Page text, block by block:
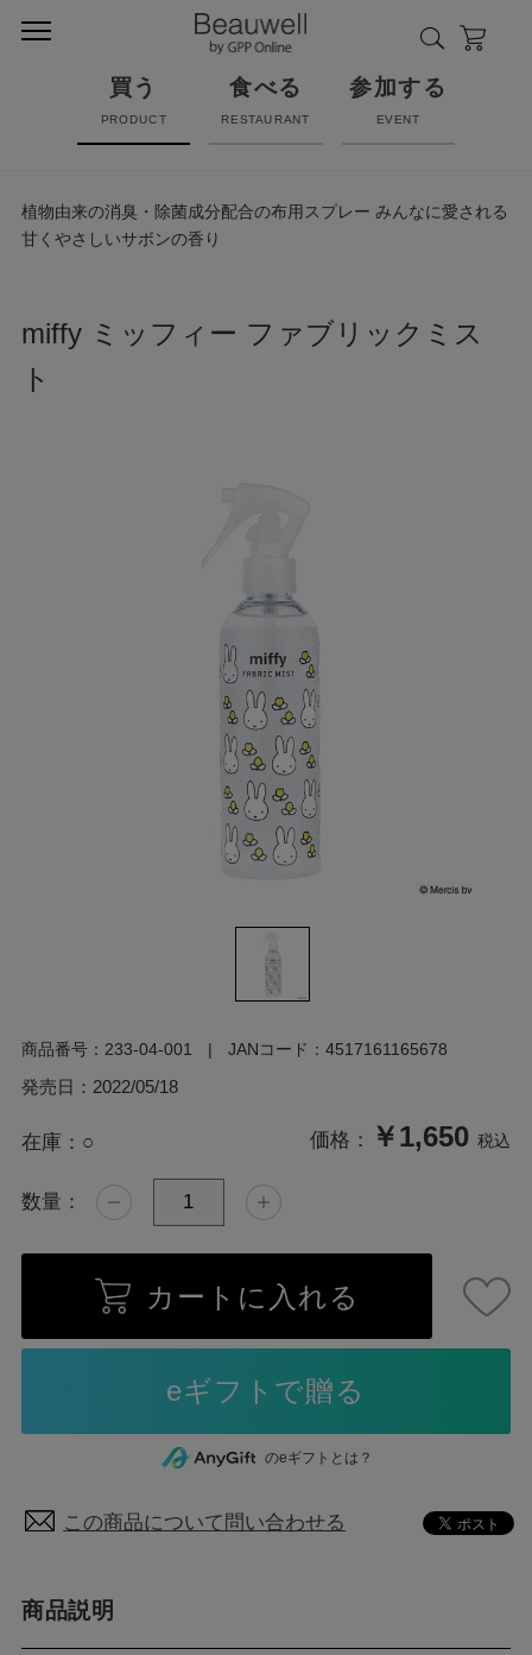
買う
PRODUCT
食べる
RESTAURANT
参加する
EVENT
植物由来の消臭・除菌成分配合の布用スプレー みんなに愛される
甘くやさしいサボンの香り
miffy ミッフィー ファブリックミス
ト
発売日： 2022/05/18
商品番号： 233-04-001 JANコード： 4517161165678
在庫： ○ 価格： ￥1,650 税込
数量：
カートに入れる
のeギフトとは？
この商品について問い合わせる
商品説明